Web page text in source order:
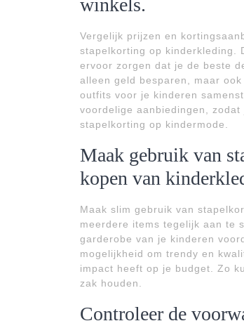
winkels.
Vergelijk prijzen en
stapelkorting op kinderkleding.
ervoor zorgen dat je de beste
alleen geld besparen, maar
outfits voor je kinderen
voordelige aanbiedingen,
stapelkorting op kindermode.
Maak gebruik van
kopen van
Maak slim gebruik van
meerdere items tegelijk aan te
garderobe van je kinderen
mogelijkheid om trendy en
impact heeft op je budget. Zo
zak houden.
Controleer de